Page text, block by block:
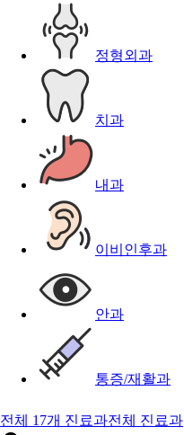
정형외과
치과
내과
이비인후과
안과
통증/재활과
전체 17개 진료과전체 진료과